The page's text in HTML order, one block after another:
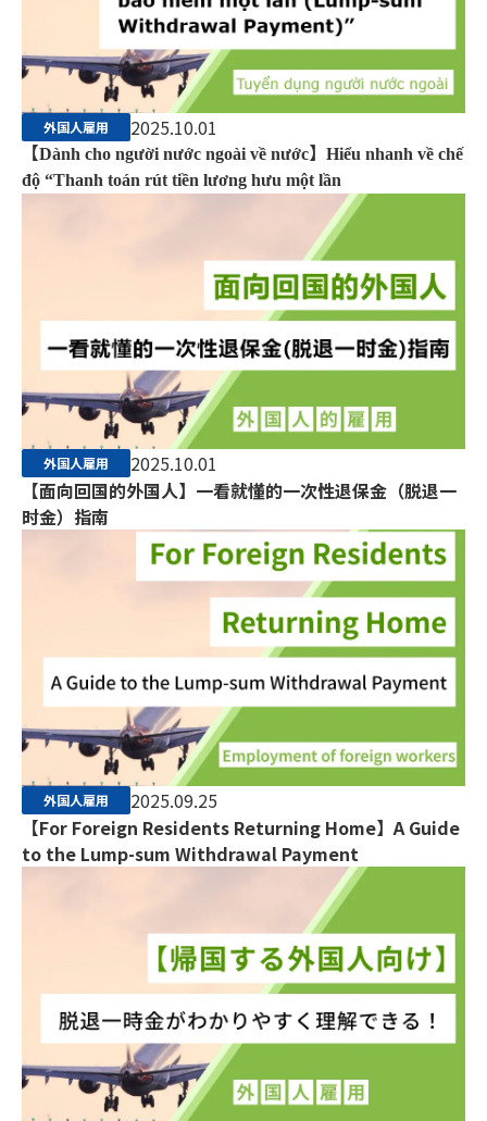
外国人雇用 2025.10.01
【Dành cho người nước ngoài về nước】Hiểu nhanh về chế
độ “Thanh toán rút tiền lương hưu một lần
外国人雇用
2025.10.01
【面向回国的外国人】一看就懂的一次性退保金（脱退一
时金）指南
外国人雇用
2025.09.25
【For Foreign Residents Returning Home】A Guide
to the Lump-sum Withdrawal Payment